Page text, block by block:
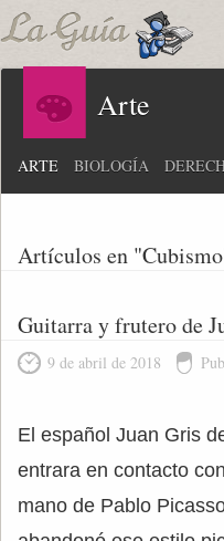
Arte
ARTE BIOLOGÍA
Artículos en
Guitarra y frutero de
9 de abril de 2018
El español Juan Gris
entrara en contacto
mano de Pablo